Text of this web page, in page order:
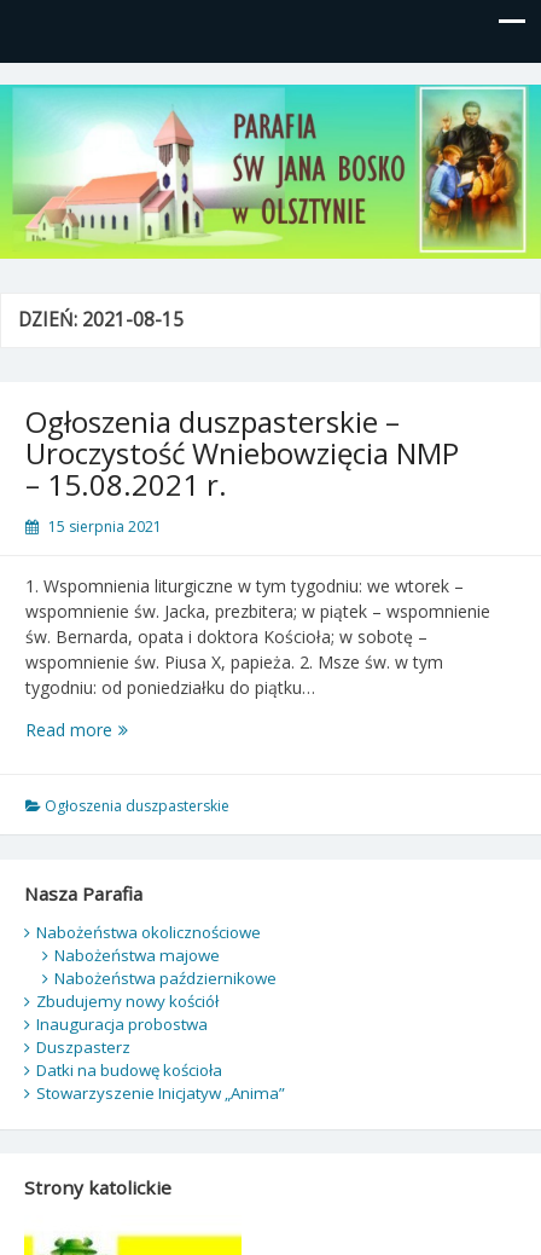
Parafia św, Jana Bosko w
Olsztynie
Gutkowo, ul. Żółkiewskiego 1
DZIEŃ: 2021-08-15
Ogłoszenia duszpasterskie –
Uroczystość Wniebowzięcia NMP
– 15.08.2021 r.
15 sierpnia 2021
1. Wspomnienia liturgiczne w tym tygodniu: we wtorek –
wspomnienie św. Jacka, prezbitera; w piątek – wspomnienie
św. Bernarda, opata i doktora Kościoła; w sobotę –
wspomnienie św. Piusa X, papieża. 2. Msze św. w tym
tygodniu: od poniedziałku do piątku…
Read more Ogłoszenia
Uroczystość
Wniebowzięcia
15.08.2021
r.
Ogłoszenia duszpasterskie
Nasza Parafia
Nabożeństwa okolicznościowe
Nabożeństwa majowe
Nabożeństwa październikowe
Zbudujemy nowy kościół
Inauguracja probostwa
Duszpasterz
Datki na budowę kościoła
Stowarzyszenie Inicjatyw „Anima”
Strony katolickie